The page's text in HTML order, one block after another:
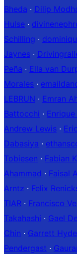
Bheda · Dilip
Hulse ·
Schilling ·
Jaynes ·
Peña · Ella van
Morales ·
LEBRUN · Emran
Battocchi ·
Andrew Lewis ·
Dabasiya ·
Tobiesen · Fabian
Ahammad · Faisal
Arntz · Felix
TIAR · Francisco
Takahashi · Gael
Chin · Garrett
Pendergast ·